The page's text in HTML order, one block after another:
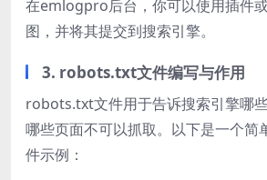
在emlogpro后台，你可以使用插件
图，并将其提交到搜索引擎。
3. robots.txt文件编写与作用
robots.txt文件用于告诉搜索引擎哪
哪些页面不可以抓取。以下是一个
件示例：